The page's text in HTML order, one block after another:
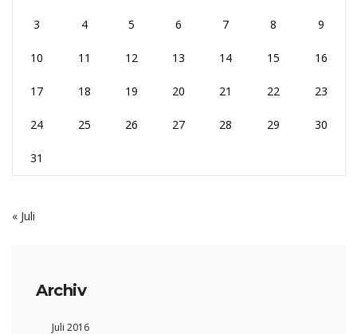
3 4 5 6 7 8 9
10 11 12 13 14 15 16
17 18 19 20 21 22 23
24 25 26 27 28 29 30
31
« Juli
Archiv
Juli 2016